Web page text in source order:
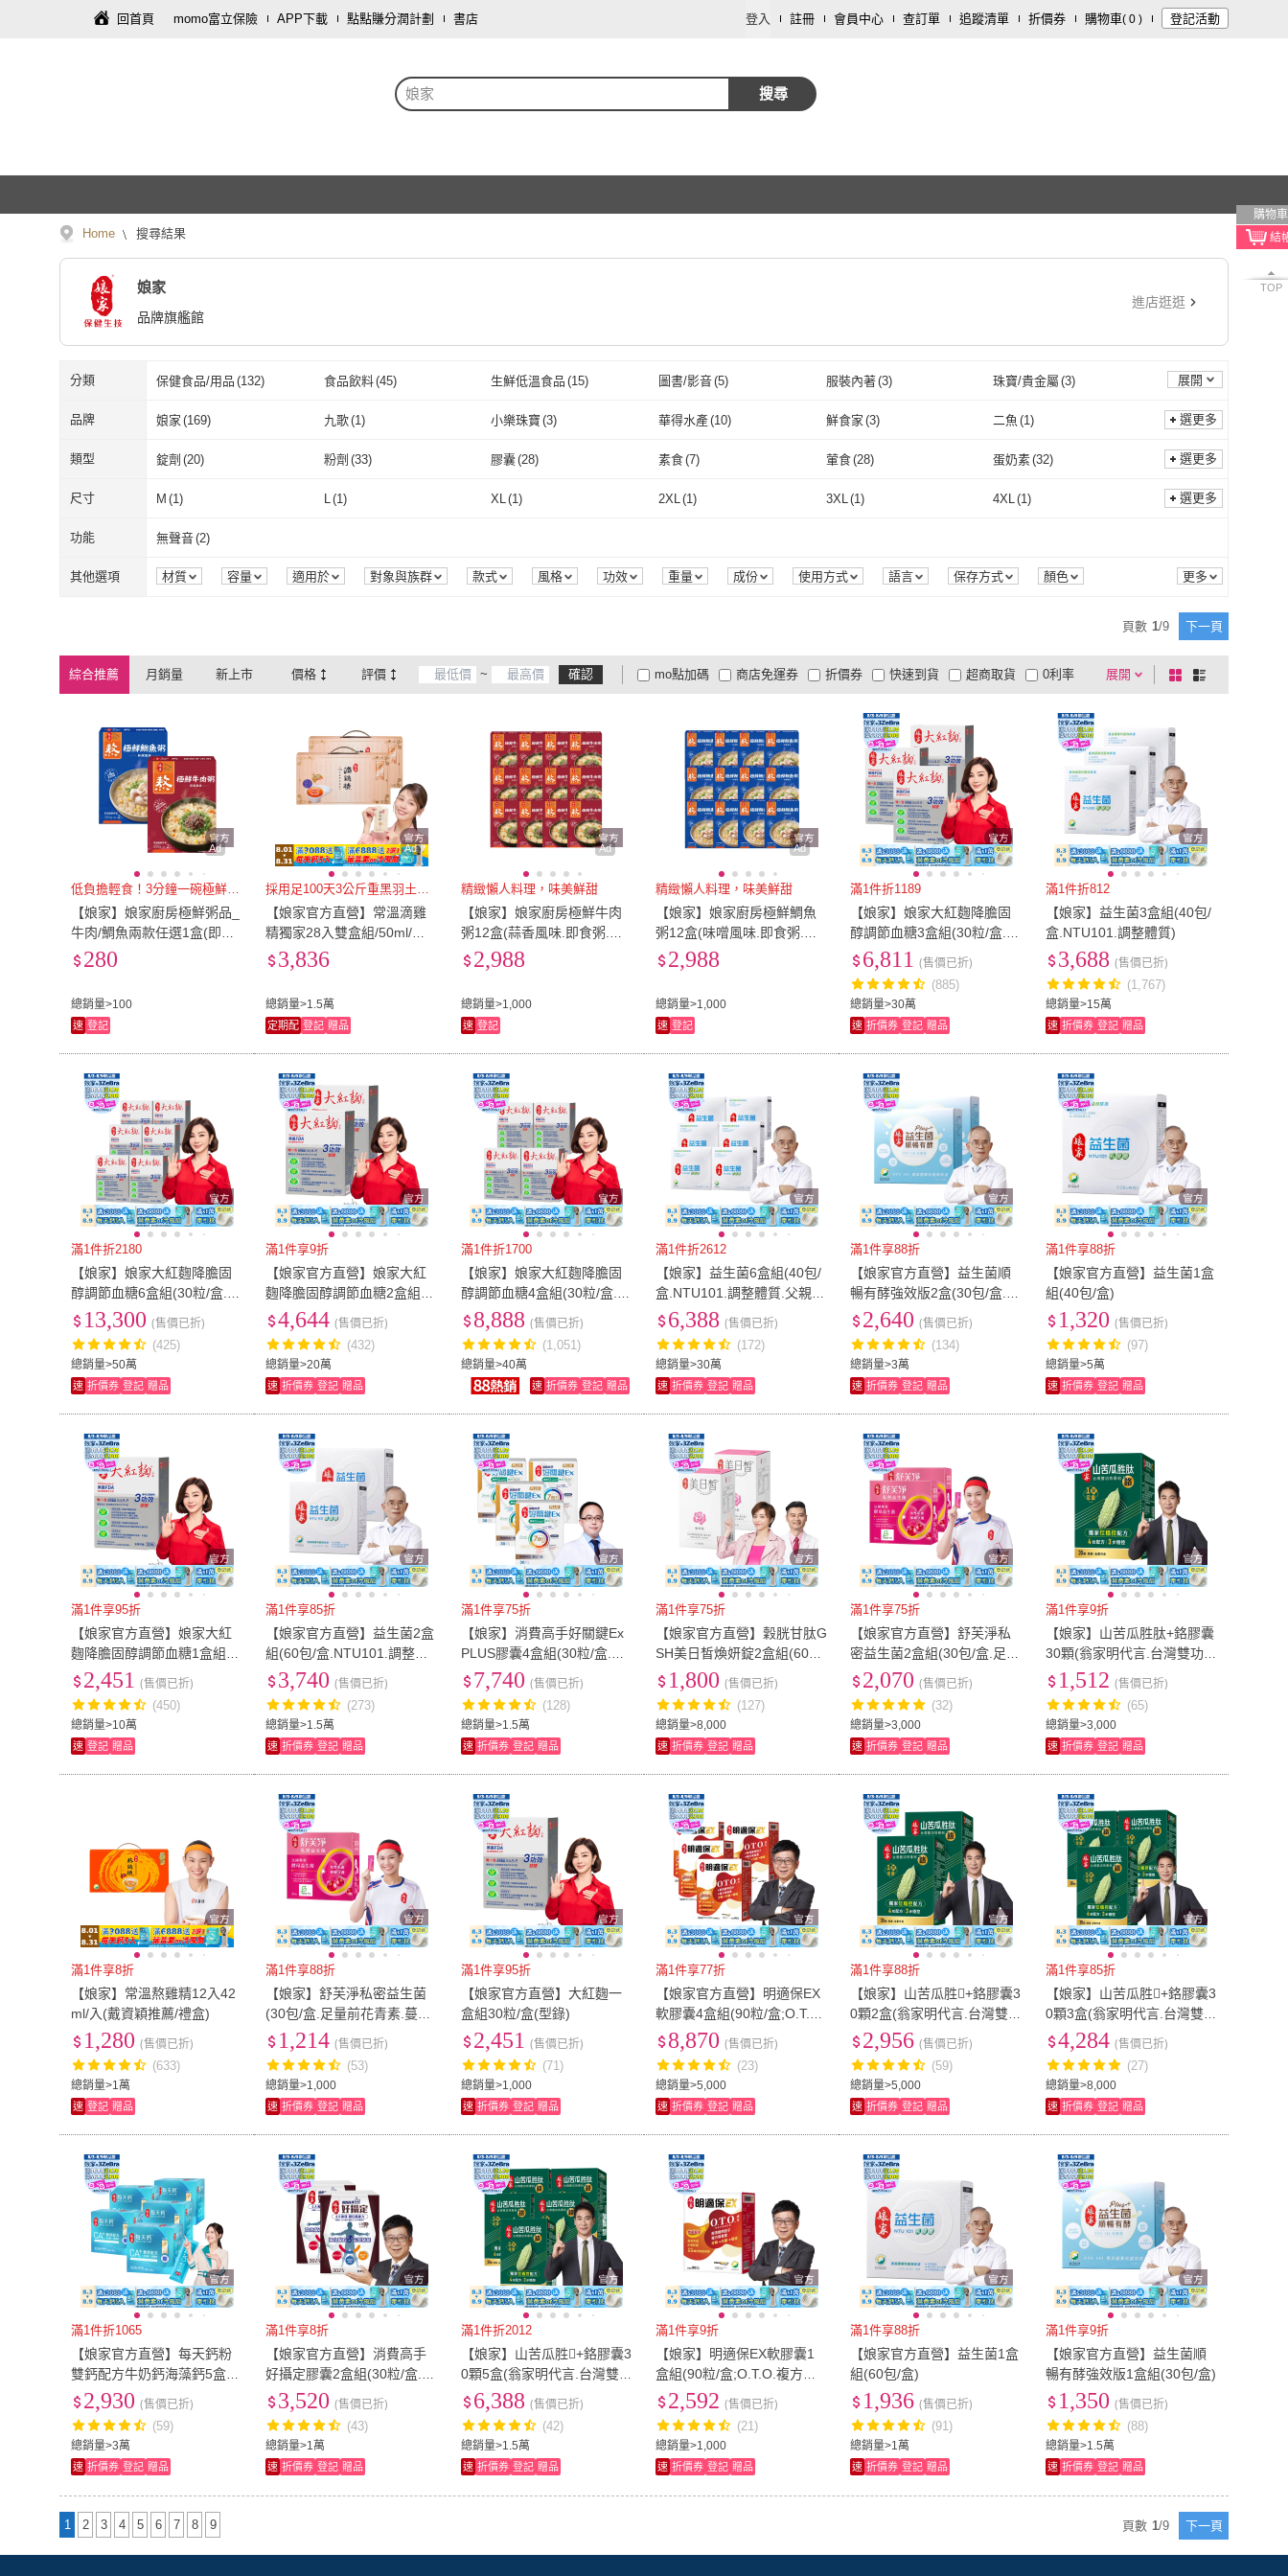
回首頁 momo富立保險 APP下載 點點賺分潤計劃 書店 登入 註冊 會員中心 查訂單 追蹤清單 折價券 購物車( 0 ) 登記活動
娘家 搜尋
購物車
TOP
Home 搜尋結果
娘家
品牌旗艦館
進店逛逛
分類 保健食品/用品 (132) 食品飲料(45) 生鮮低溫食品 (15) 圖書/影音(5) 服裝內著(3) 珠寶/貴金屬 (3)
藝術開運/宗教 傢俱(2) 寢具傢飾 (1) 數位內容(1)
展開
品牌 娘家 (169) 九歌(1) 小樂珠寶 (3) 華得水產(10) 鮮食家 (3) 二魚 (1)
三民 (1) 聯經 (1) momoBOOK 東雨文化 馥瑰馨盛
娘家( 九歌 小樂珠寶
三民
取消 選更多
類型 錠劑 (20) 粉劑 (33) 膠囊(28) 素食(7) 葷食(28) 蛋奶素(32)
平裝 電子書
錠劑
平裝(3
選更多
尺寸 M (1) L (1) XL (1) 2XL (1) 3XL (1) 4XL (1)
5XL(1)
M(1)
5XL 6XL(1)
選更多
功能 無聲音(2)
無聲音
其他選項 材質 容量 適用於 對象與族群 款式 風格 功效 重量 成份 使用方式 語言 保存方式
顏色
頁數 1/9 下一頁
綜合推薦 月銷量 新上市 價格 評價 ~ 確認 展開
折價券
有影片
商品有量 電視購物
mo點加碼 快速到貨 超商取貨
大家電安心配
大家電快配
商店免運券 0利率
貨到付款
及以上 3 及以上 及以上 及以上
棋
盤
列
Ad
低負擔輕食！3分鐘一碗極鮮好粥
【娘家】娘家廚房極鮮粥品_
牛肉/鯛魚兩款任選1盒(即食
粥.懶人料理.低脂)
總銷量>100
280
速 登記
Ad
採用足100天3公斤重黑羽土雞採用足100天3公斤重黑羽土雞
【娘家官方直營】常溫滴雞
精獨家28入雙盒組/50ml/入_
四寶媽女神白家綺推薦(週期
總銷量>1.5萬
3,836
定期配 登記 贈品
Ad
精緻懶人料理，味美鮮甜
【娘家】娘家廚房極鮮牛肉
粥12盒(蒜香風味.即食粥.懶
人料理.低脂)
總銷量>1,000
2,988
速 登記
Ad
精緻懶人料理，味美鮮甜
【娘家】娘家廚房極鮮鯛魚
粥12盒(味噌風味.即食粥.懶
人料理.低脂)
總銷量>1,000
2,988
速 登記
滿1件折1189
【娘家】娘家大紅麴降膽固
醇調節血糖3盒組(30粒/盒.台
大潘子明名譽教授 研發.父親
節.88)
總銷量>30萬
6,811
(售價已折)
(885)
速 折價券 登記 贈品
滿1件折812
【娘家】益生菌3盒組(40包/
盒.NTU101.調整體質)
總銷量>15萬
3,688 (售價已折)
(1,767)
速 折價券 登記 贈品
滿1件折2180
【娘家】娘家大紅麴降膽固
醇調節血糖6盒組(30粒/盒.台
大潘子明名譽教授 研發.父親
節.88)
總銷量>50萬
13,300 (售價已折)
(425)
速 折價券 登記 贈品
滿1件享9折
【娘家官方直營】娘家大紅
麴降膽固醇調節血糖2盒組(3
0粒/盒.台大潘子明名譽教授
研發)
總銷量>20萬
4,644 (售價已折)
(432)
速 折價券 登記 贈品
滿1件折1700
【娘家】娘家大紅麴降膽固
醇調節血糖4盒組(30粒/盒.台
大潘子明名譽教授 研發.父親
節.88)
總銷量>40萬
8,888 (售價已折)
(1,051)
速 折價券 登記 贈品
滿1件折2612
【娘家】益生菌6盒組(40包/
盒.NTU101.調整體質.父親節
禮物)
總銷量>30萬
6,388 (售價已折)
(172)
速 折價券 登記 贈品
滿1件享88折
【娘家官方直營】益生菌順
暢有酵強效版2盒(30包/盒.綜
合消化酵素.NTU101)
總銷量>3萬
2,640 (售價已折)
(134)
速 折價券 登記 贈品
滿1件享88折
【娘家官方直營】益生菌1盒
組(40包/盒)
總銷量>5萬
1,320 (售價已折)
(97)
速 折價券 登記 贈品
滿1件享95折
【娘家官方直營】娘家大紅
麴降膽固醇調節血糖1盒組(3
0粒/盒.台大潘子明名譽教授
研發)
總銷量>10萬
2,451 (售價已折)
(450)
速 登記 贈品
滿1件享85折
【娘家官方直營】益生菌2盒
組(60包/盒.NTU101.調整體
質)
總銷量>1.5萬
3,740 (售價已折)
(273)
速 折價券 登記 贈品
滿1件享75折
【娘家】消費高手好關鍵Ex
PLUS膠囊4盒組(30粒/盒.UC
2/UC-II/非變性二型膠原蛋白.
父親節.88)
總銷量>1.5萬
7,740 (售價已折)
(128)
速 折價券 登記 贈品
滿1件享75折
【娘家官方直營】穀胱甘肽G
SH美日皙煥妍錠2盒組(60錠/
盒)
總銷量>8,000
1,800 (售價已折)
(127)
速 折價券 登記 贈品
滿1件享75折
【娘家官方直營】舒芙淨私
密益生菌2盒組(30包/盒.足量
前花青素.慈悅認證)
總銷量>3,000
2,070 (售價已折)
(32)
速 折價券 登記 贈品
滿1件享9折
【娘家】山苦瓜胜肽+鉻膠囊
30顆(翁家明代言.台灣雙功效
專利山苦瓜胜肽.1顆足量.穩
定代謝)
總銷量>3,000
1,512 (售價已折)
(65)
速 折價券 登記 贈品
滿1件享8折
【娘家】常溫熬雞精12入42
ml/入(戴資穎推薦/禮盒)
總銷量>1萬
1,280 (售價已折)
(633)
速 登記 贈品
滿1件享88折
【娘家】舒芙淨私密益生菌
(30包/盒.足量前花青素.蔓越
莓益生菌)
總銷量>1,000
1,214 (售價已折)
(53)
速 折價券 登記 贈品
滿1件享95折
【娘家官方直營】大紅麴一
盒組30粒/盒(型錄)
總銷量>1,000
2,451 (售價已折)
(71)
速 折價券 登記 贈品
滿1件享77折
【娘家官方直營】明適保EX
軟膠囊4盒組(90粒/盒;O.T.O.
複方葉黃素升級版;氣象主播
林嘉愷 真心推薦)
總銷量>5,000
8,870 (售價已折)
(23)
速 折價券 登記 贈品
滿1件享88折
【娘家】山苦瓜胜+鉻膠囊3
0顆2盒(翁家明代言.台灣雙功
效專利山苦瓜胜.1顆足量)
總銷量>5,000
2,956 (售價已折)
(59)
速 折價券 登記 贈品
滿1件享85折
【娘家】山苦瓜胜+鉻膠囊3
0顆3盒(翁家明代言.台灣雙功
效專利山苦瓜胜.1顆足量.穩
定代謝)
總銷量>8,000
4,284 (售價已折)
(27)
速 折價券 登記 贈品
滿1件折1065
【娘家官方直營】每天鈣粉
雙鈣配方牛奶鈣海藻鈣5盒組
(30入/盒)
總銷量>3萬
2,930 (售價已折)
(59)
速 折價券 登記 贈品
滿1件享8折
【娘家官方直營】消費高手
好攝定膠囊2盒組(30粒/盒.氣
象主播林嘉愷 推薦)
總銷量>1萬
3,520 (售價已折)
(43)
速 折價券 登記 贈品
滿1件折2012
【娘家】山苦瓜胜+鉻膠囊3
0顆5盒(翁家明代言.台灣雙功
效專利山苦瓜胜.1顆足量.穩
定代謝.父親節禮物)
總銷量>1.5萬
6,388 (售價已折)
(42)
速 折價券 登記 贈品
滿1件享9折
【娘家】明適保EX軟膠囊1
盒組(90粒/盒;O.T.O.複方葉
黃素升級版;氣象主播林嘉愷
真心推薦)
總銷量>1,000
2,592 (售價已折)
(21)
速 折價券 登記 贈品
滿1件享88折
【娘家官方直營】益生菌1盒
組(60包/盒)
總銷量>1萬
1,936 (售價已折)
(91)
速 折價券 登記 贈品
滿1件享9折
【娘家官方直營】益生菌順
暢有酵強效版1盒組(30包/盒)
總銷量>1.5萬
1,350 (售價已折)
(88)
速 折價券 登記 贈品
1 2 3 4 5 6 7 8 9 頁數 1/9 下一頁